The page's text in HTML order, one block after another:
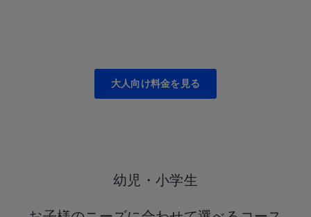
大人向け料金を見る
幼児・小学生